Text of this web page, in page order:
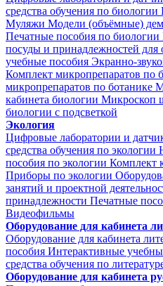
средства обучения по биологии
Муляжи Модели (объёмные)
Печатные пособия по биологии
посуды и принадлежностей для
учебные пособия Экранно-
Комплект микропрепаратов по
микропрепаратов по ботанике
кабинета биологии Микроскоп
биологии с подсветкой
Экология
Цифровые лаборатории и
средства обучения по экологии
пособия по экологии Комплект
Приборы по экологии
занятий и проектной
принадлежности Печатные
Видеофильмы
Оборудование для кабинета
Оборудование для кабинета
пособия Интерактивные
средства обучения по
Оборудование для кабинета